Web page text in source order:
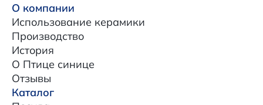
О компании
Использование керамики
Производство
История
О Птице синице
Отзывы
Каталог